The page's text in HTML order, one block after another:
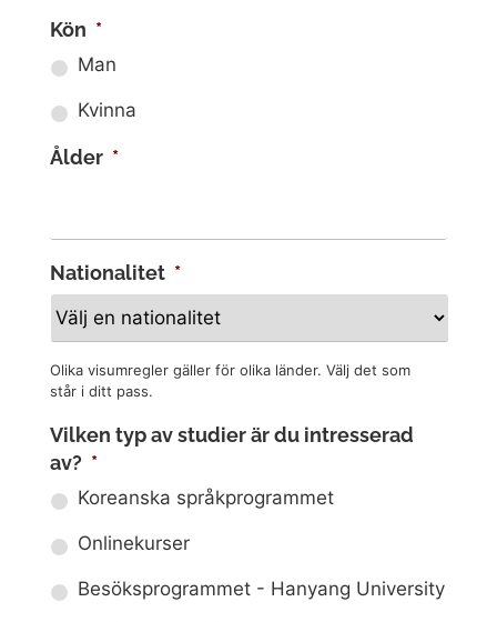
Kön *
Man
Kvinna
Ålder *
Nationalitet *
Olika visumregler gäller för olika länder. Välj det som
står i ditt pass.
Vilken typ av studier är du intresserad
av? *
Koreanska språkprogrammet
Onlinekurser
Besöksprogrammet - Hanyang University